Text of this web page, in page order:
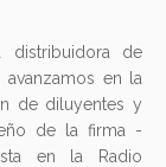
distribuidora de
en la
de diluyentes y
de la firma -
en la Radio